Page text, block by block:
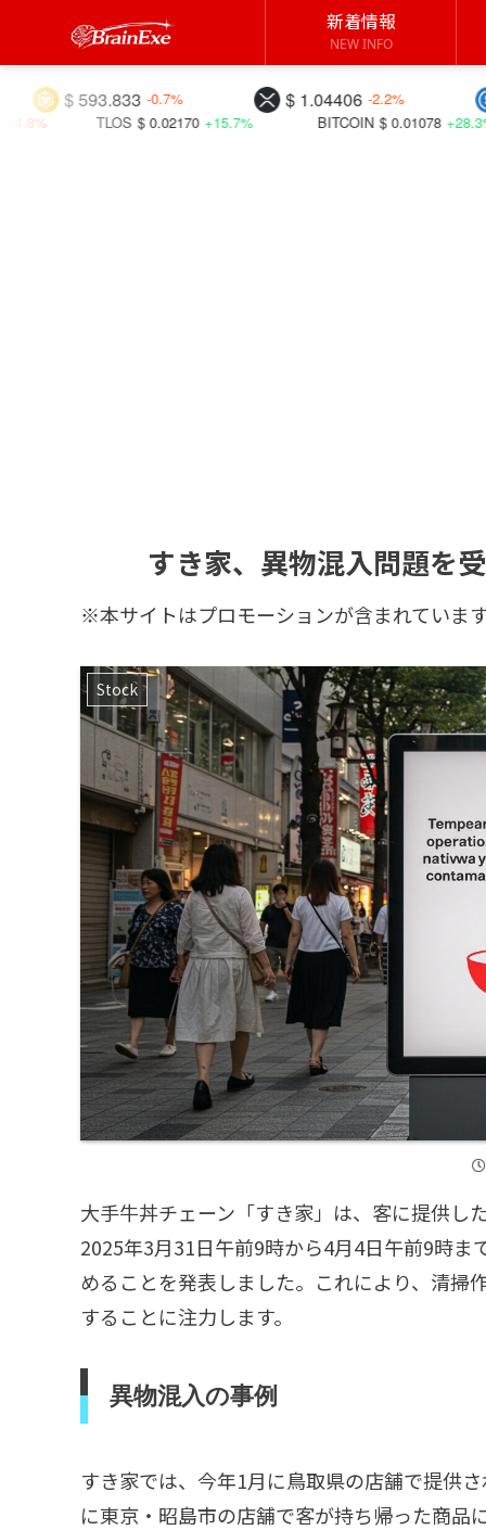
新着情報
NEW INFO
$ 1.00037
$ 1.04406 -2.2%
-0.7%
DFI $
BITCOIN $ 0.01078 +28.3%
$ 0.02170 +15.7%
すき家、異物混入問題を
※本サイトはプロモーションが含まれていま
Stock
大手牛丼チェーン「すき家」は、客に提供し
2025年3月31日午前9時から4月4日午前9時
めることを発表しました。これにより、清掃
することに注力します。
異物混入の事例
すき家では、今年1月に鳥取県の店舗で提供
に東京・昭島市の店舗で客が持ち帰った商品